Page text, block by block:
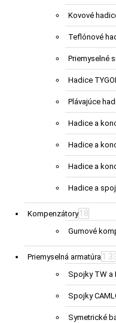
Kovové
Teflónové
Priemyselné
Hadice
Plávajúce
Hadice a
Hadice a
Hadice a
Hadice a
Kompenzátory 18
Gumové
Priemyselná armatúra 1
Spojky TW a
Spojky
Symetrické